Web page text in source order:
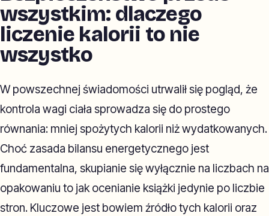
wszystkim: dlaczego
liczenie kalorii to nie
wszystko
W powszechnej świadomości utrwalił się pogląd, że
kontrola wagi ciała sprowadza się do prostego
równania: mniej spożytych kalorii niż wydatkowanych.
Choć zasada bilansu energetycznego jest
fundamentalna, skupianie się wyłącznie na liczbach na
opakowaniu to jak ocenianie książki jedynie po liczbie
stron. Kluczowe jest bowiem źródło tych kalorii oraz